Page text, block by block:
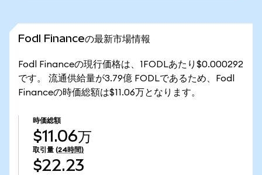
Fodl Financeの最新市場情報
Fodl Financeの現行価格は、1FODLあたり$0.000292
です。 流通供給量が3.79億 FODLであるため、Fodl
Financeの時価総額は$11.06万となります。
時価総額
$11.06万
取引量 (24時間)
$22.23